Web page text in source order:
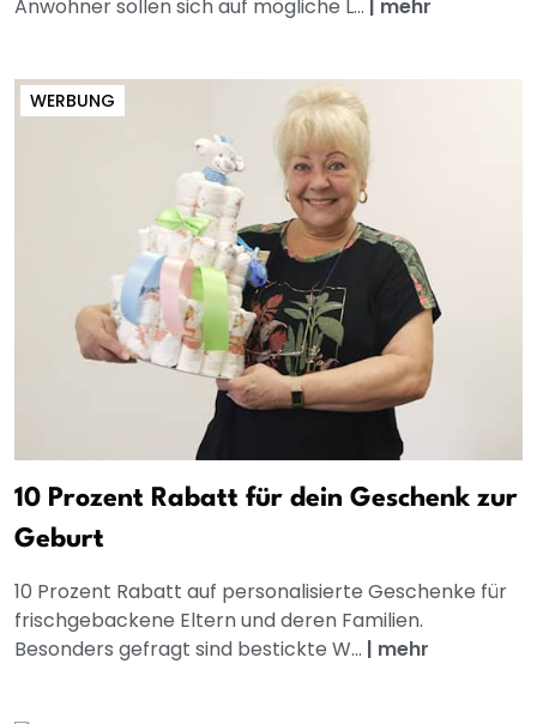
Anwohner sollen sich auf mögliche L... mehr
WERBUNG
10 Prozent Rabatt für dein Geschenk zur
Geburt
10 Prozent Rabatt auf personalisierte Geschenke für
frischgebackene Eltern und deren Familien.
Besonders gefragt sind bestickte W... | mehr